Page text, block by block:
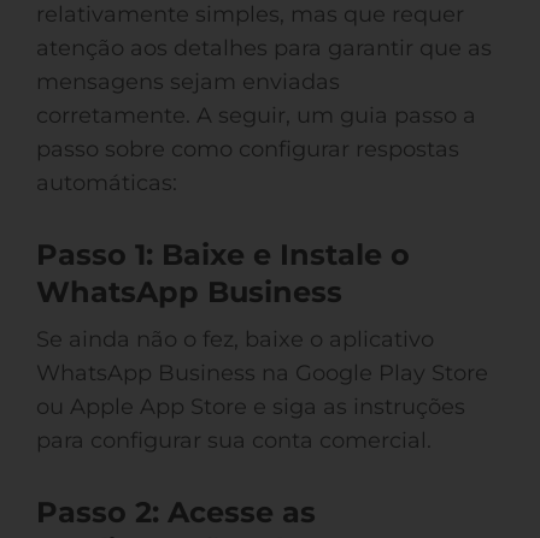
relativamente simples, mas que requer
atenção aos detalhes para garantir que as
mensagens sejam enviadas
corretamente. A seguir, um guia passo a
passo sobre como configurar respostas
automáticas:
Passo 1: Baixe e Instale o
WhatsApp Business
Se ainda não o fez, baixe o aplicativo
WhatsApp Business na Google Play Store
ou Apple App Store e siga as instruções
para configurar sua conta comercial.
Passo 2: Acesse as